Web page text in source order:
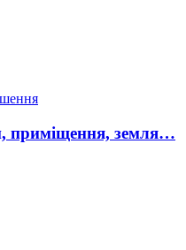
приміщення, земля…